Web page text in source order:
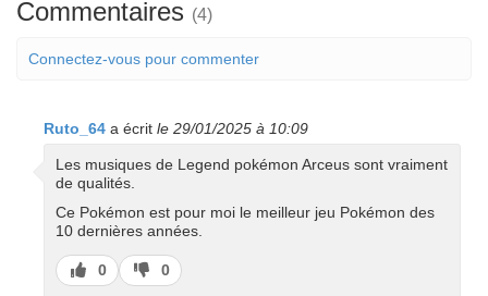
Commentaires (4)
Connectez-vous pour commenter
Ruto_64 a écrit le 29/01/2025 à 10:09
Les musiques de Legend pokémon Arceus sont vraiment
de qualités.
Ce Pokémon est pour moi le meilleur jeu Pokémon des
10 dernières années.
J’aime
0
J’aime
pas
0